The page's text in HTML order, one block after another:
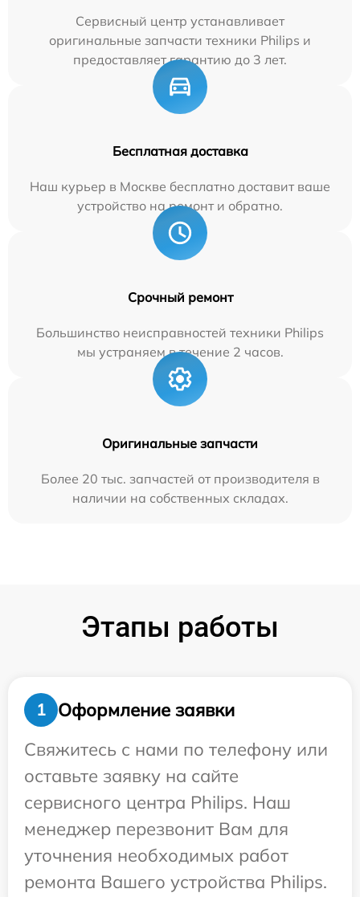
Сервисный центр устанавливает
оригинальные запчасти техники Philips и
предоставляет гарантию до 3 лет.
Бесплатная доставка
Наш курьер в Москве бесплатно доставит ваше
устройство на ремонт и обратно.
Срочный ремонт
Большинство неисправностей техники Philips
мы устраняем в течение 2 часов.
Оригинальные запчасти
Более 20 тыс. запчастей от производителя в
наличии на собственных складах.
Этапы работы
1
Оформление заявки
Свяжитесь с нами по телефону или
оставьте заявку на сайте
сервисного центра Philips. Наш
менеджер перезвонит Вам для
уточнения необходимых работ
ремонта Вашего устройства Philips.